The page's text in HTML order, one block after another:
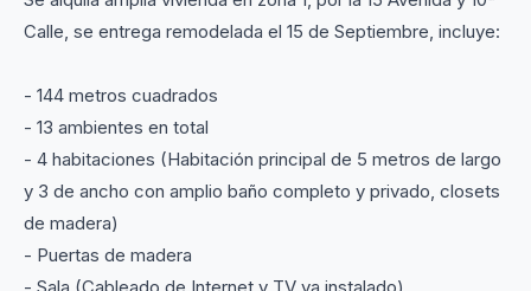
Calle, se entrega remodelada el 15 de Septiembre, incluye:
- 144 metros cuadrados
- 13 ambientes en total
- 4 habitaciones (Habitación principal de 5 metros de largo
y 3 de ancho con amplio baño completo y privado, closets
de madera)
- Puertas de madera